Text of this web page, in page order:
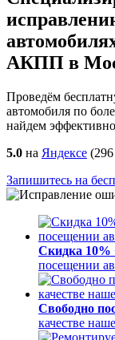
АКПП в
Проведём
автомобиля по
найдем
5.0 на Яндексе (296
Запишитесь на
Скидка 10%
посещении
Свободно
качестве